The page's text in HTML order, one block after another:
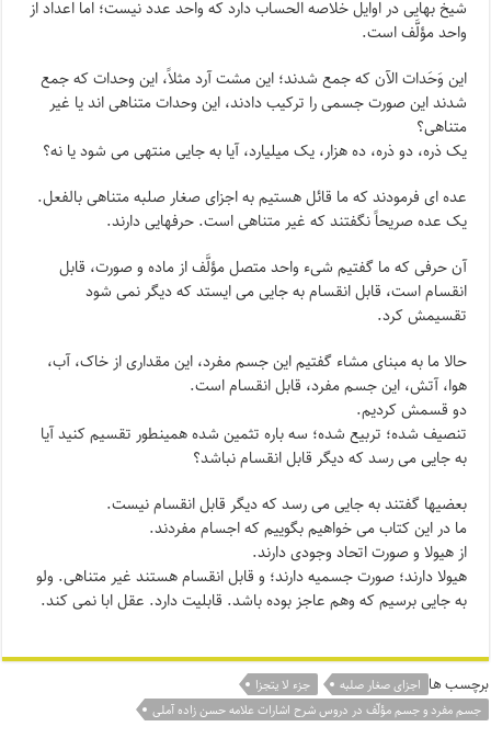
شیخ بهایی در اوایل خلاصه الحساب دارد که واحد عدد نیست؛ اما اعداد از
واحد مؤلَّف است.
این وَحَدات الآن که جمع شدند؛ این مشت آرد مثلاً، این وحدات که جمع
شدند این صورت جسمی را ترکیب دادند، این وحدات متناهی اند یا غیر
متناهی؟
یک ذره، دو ذره، ده هزار، یک میلیارد، آیا به جایی منتهی می شود یا نه؟
عده ای فرمودند که ما قائل هستیم به اجزای صغار صلبه متناهی بالفعل.
یک عده صریحاً نگفتند که غیر متناهی است. حرفهایی دارند.
آن حرفی که ما گفتیم شیء واحد متصل مؤلَّف از ماده و صورت، قابل
انقسام است، قابل انقسام به جایی می ایستد که دیگر نمی شود
تقسیمش کرد.
حالا ما به مبنای مشاء گفتیم این جسم مفرد، این مقداری از خاک، آب،
هوا، آتش، این جسم مفرد، قابل انقسام است.
دو قسمش کردیم.
تنصیف شده؛ تربیع شده؛ سه باره تثمین شده همینطور تقسیم کنید آیا
به جایی می رسد که دیگر قابل انقسام نباشد؟
بعضیها گفتند به جایی می رسد که دیگر قابل انقسام نیست.
ما در این کتاب می خواهیم بگوییم که اجسام مفردند.
از هیولا و صورت اتحاد وجودی دارند.
هیولا دارند؛ صورت جسمیه دارند؛ و قابل انقسام هستند غیر متناهی. ولو
به جایی برسیم که وهم عاجز بوده باشد. قابلیت دارد. عقل ابا نمی کند.
برچسب ها اجزای صغار صلبه
جزء لا یتجزا
جسم مفرد و جسم مؤلّف در دروس شرح اشارات علامه حسن زاده آملی